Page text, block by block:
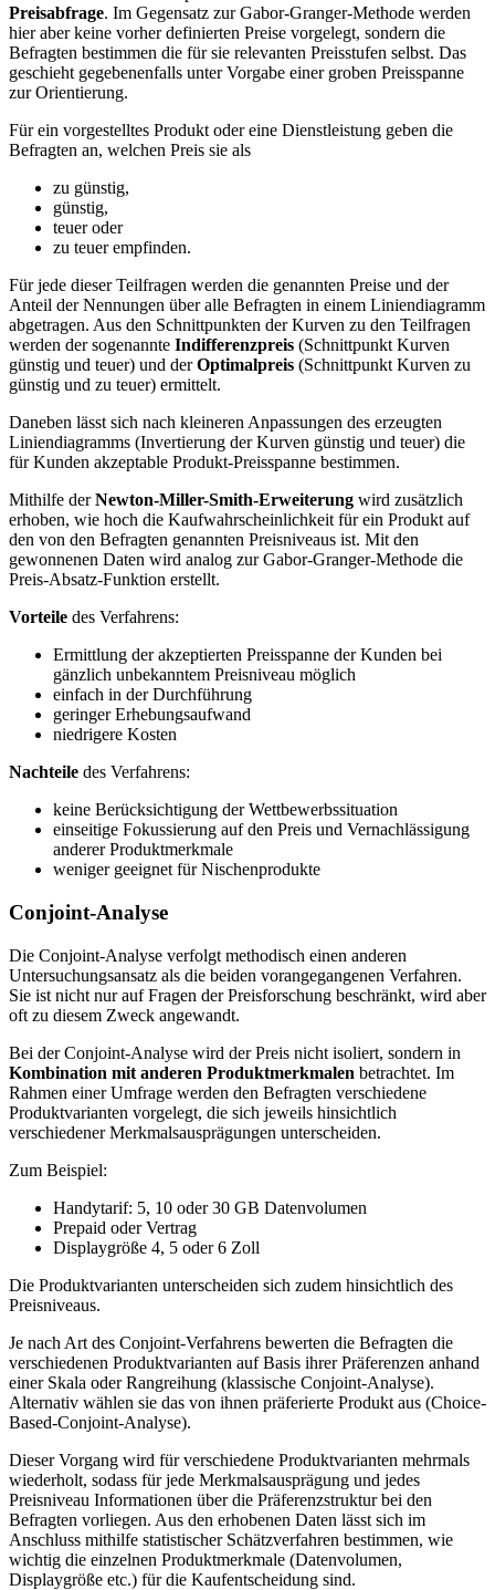
Preisabfrage. Im Gegensatz zur Gabor-Granger-Methode werden
hier aber keine vorher definierten Preise vorgelegt, sondern die
Befragten bestimmen die für sie relevanten Preisstufen selbst. Das
geschieht gegebenenfalls unter Vorgabe einer groben Preisspanne
zur Orientierung.
Für ein vorgestelltes Produkt oder eine Dienstleistung geben die
Befragten an, welchen Preis sie als
zu günstig,
günstig,
teuer oder
zu teuer empfinden.
Für jede dieser Teilfragen werden die genannten Preise und der
Anteil der Nennungen über alle Befragten in einem Liniendiagramm
abgetragen. Aus den Schnittpunkten der Kurven zu den Teilfragen
werden der sogenannte Indifferenzpreis (Schnittpunkt Kurven
günstig und teuer) und derOptimalpreis (Schnittpunkt Kurven zu
günstig und zu teuer) ermittelt.
Daneben lässt sich nach kleineren Anpassungen des erzeugten
Liniendiagramms (Invertierung der Kurven günstig und teuer) die
für Kunden akzeptable Produkt-Preisspanne bestimmen.
Mithilfe derNewton-Miller-Smith-Erweiterung wird zusätzlich
erhoben, wie hoch die Kaufwahrscheinlichkeit für ein Produkt auf
den von den Befragten genannten Preisniveaus ist. Mit den
gewonnenen Daten wird analog zur Gabor-Granger-Methode die
Preis-Absatz-Funktion erstellt.
Vorteile des Verfahrens:
Ermittlung der akzeptierten Preisspanne der Kunden bei
gänzlich unbekanntem Preisniveau möglich
einfach in der Durchführung
geringer Erhebungsaufwand
niedrigere Kosten
Nachteile des Verfahrens:
keine Berücksichtigung der Wettbewerbssituation
einseitige Fokussierung auf den Preis und Vernachlässigung
anderer Produktmerkmale
weniger geeignet für Nischenprodukte
Conjoint-Analyse
Die Conjoint-Analyse verfolgt methodisch einen anderen
Untersuchungsansatz als die beiden vorangegangenen Verfahren.
Sie ist nicht nur auf Fragen der Preisforschung beschränkt, wird aber
oft zu diesem Zweck angewandt.
Bei der Conjoint-Analyse wird der Preis nicht isoliert, sondern in
Kombination mit anderen Produktmerkmalen betrachtet. Im
Rahmen einer Umfrage werden den Befragten verschiedene
Produktvarianten vorgelegt, die sich jeweils hinsichtlich
verschiedener Merkmalsausprägungen unterscheiden.
Zum Beispiel:
Handytarif: 5, 10 oder 30 GB Datenvolumen
Prepaid oder Vertrag
Displaygröße 4, 5 oder 6 Zoll
Die Produktvarianten unterscheiden sich zudem hinsichtlich des
Preisniveaus.
Je nach Art des Conjoint-Verfahrens bewerten die Befragten die
verschiedenen Produktvarianten auf Basis ihrer Präferenzen anhand
einer Skala oder Rangreihung (klassische Conjoint-Analyse).
Alternativ wählen sie das von ihnen präferierte Produkt aus (Choice-
Based-Conjoint-Analyse).
Dieser Vorgang wird für verschiedene Produktvarianten mehrmals
wiederholt, sodass für jede Merkmalsausprägung und jedes
Preisniveau Informationen über die Präferenzstruktur bei den
Befragten vorliegen. Aus den erhobenen Daten lässt sich im
Anschluss mithilfe statistischer Schätzverfahren bestimmen, wie
wichtig die einzelnen Produktmerkmale (Datenvolumen,
Displaygröße etc.) für die Kaufentscheidung sind.